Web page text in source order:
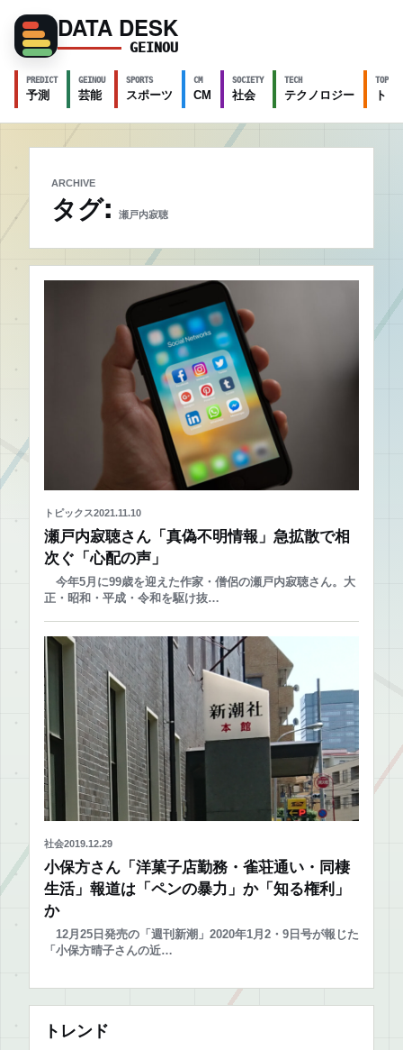
DATA DESK
GEINOU
PREDICT
予測
GEINOU
芸能
SPORTS
スポーツ
CM
CM
SOCIETY
社会
TECH
テクノロジー
TOPICS
ト
ARCHIVE
タグ: 瀬戸内寂聴
トピックス2021.11.10
瀬戸内寂聴さん「真偽不明情報」急拡散で相
次ぐ「心配の声」
今年5月に99歳を迎えた作家・僧侶の瀬戸内寂聴さん。大
正・昭和・平成・令和を駆け抜…
社会2019.12.29
小保方さん「洋菓子店勤務・雀荘通い・同棲
生活」報道は「ペンの暴力」か「知る権利」
か
12月25日発売の「週刊新潮」2020年1月2・9日号が報じた
「小保方晴子さんの近…
トレンド